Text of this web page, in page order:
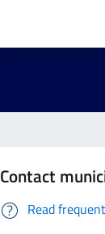
Contact
Read